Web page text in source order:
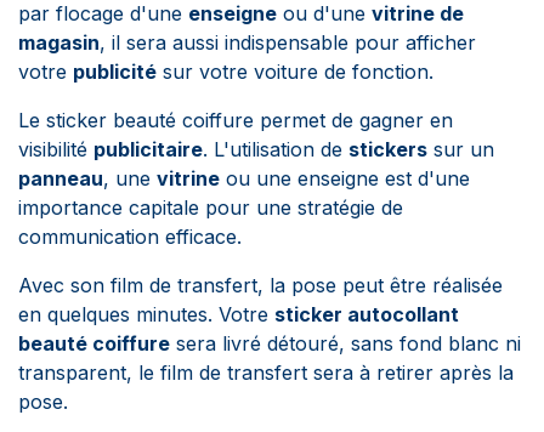
par flocage d'une enseigne ou d'une vitrine de
magasin, il sera aussi indispensable pour afficher
votre publicité sur votre voiture de fonction.
Le sticker beauté coiffure permet de gagner en
visibilité publicitaire. L'utilisation de stickers sur un
panneau, une vitrine ou une enseigne est d'une
importance capitale pour une stratégie de
communication efficace.
Avec son film de transfert, la pose peut être réalisée
en quelques minutes. Votre sticker autocollant
beauté coiffure sera livré détouré, sans fond blanc ni
transparent, le film de transfert sera à retirer après la
pose.